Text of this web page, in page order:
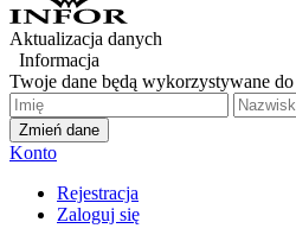
Aktualizacja danych
Informacja
Twoje dane będą wykorzystywane
Zmień dane
Konto
Rejestracja
Zaloguj się